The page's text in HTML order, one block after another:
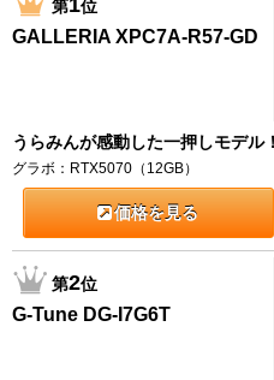
第1位
GALLERIA XPC7A-R57-GD
うらみんが感動した一押しモデル！
グラボ：RTX5070（12GB）
価格を見る
第2位
G-Tune DG-I7G6T